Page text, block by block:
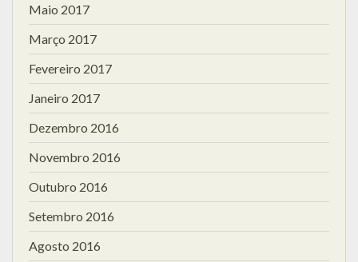
Maio 2017
Março 2017
Fevereiro 2017
Janeiro 2017
Dezembro 2016
Novembro 2016
Outubro 2016
Setembro 2016
Agosto 2016